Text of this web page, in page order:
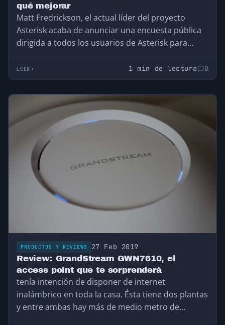
qué mejorar
Matt Fredrickson, el actual líder del proyecto
Asterisk acaba de anunciar una encuesta pública
dirigida a todos los usuarios de Asterisk para
a fin de poder orientar los desarrollos en mejorar
las funcionalidades más demandadas.
LEER 1 min de lectura 0
PRODUCTOS Y REVIEWS 27 Feb 2019
Review: GrandStream GWN7610, el
access point que te sorprenderá
tenía intención de disponer de internet
inalámbrico en toda la casa. Ésta tiene dos plantas
y entre ambas hay más de medio metro de